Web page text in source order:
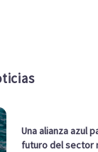
Una alianza azul
futuro del sector